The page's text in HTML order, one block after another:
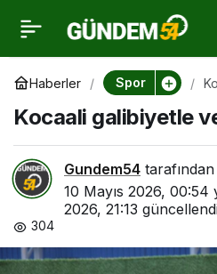
Haberler Spor
Kocaali galibiyetle
Gundem54 tarafından
10 Mayıs 2026, 00:54
2026, 21:13
304
Kocaali galibiyetle veda
etti 3-1